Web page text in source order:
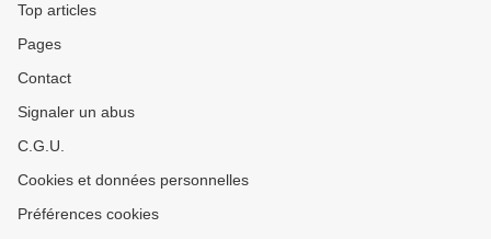
Top articles
Pages
Contact
Signaler un abus
C.G.U.
Cookies et données personnelles
Préférences cookies